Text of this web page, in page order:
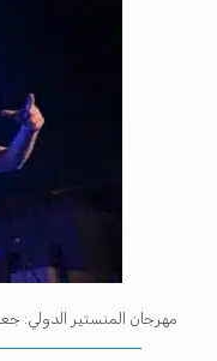
مهرجان المنستير الدولي: